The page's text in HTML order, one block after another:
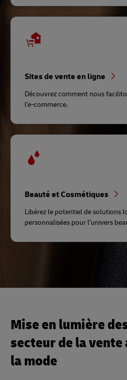
Sites de vente en ligne
Découvrez comment nous
l'e-commerce.
Beauté et Cosmétiques
Libérez le potentiel de solutions
personnalisées pour l’univers
Mise en lumière
secteur de la
la mode